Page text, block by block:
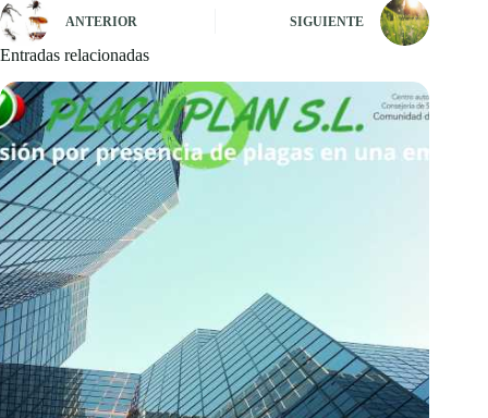
ANTERIOR SIGUIENTE
Entradas relacionadas